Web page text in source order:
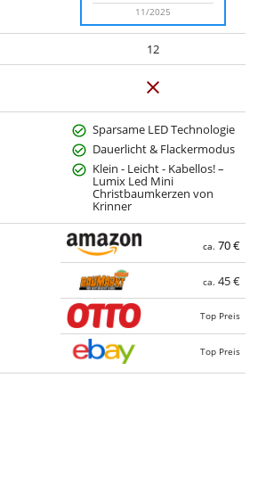
11/2025
12
Sparsame LED Technologie
Dauerlicht & Flackermodus
Klein - Leicht - Kabellos! –
Lumix Led Mini
Christbaumkerzen von
Krinner
ca.70 €
ca.45 €
Top Preis
Top Preis